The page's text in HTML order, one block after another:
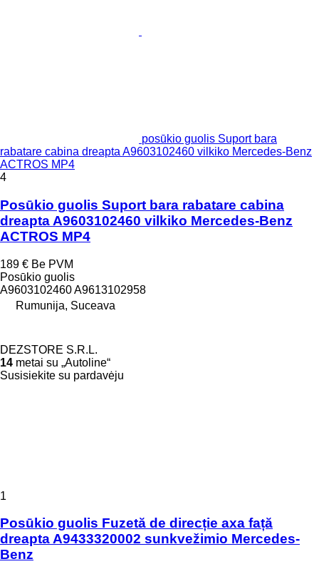
posūkio guolis Suport bara
rabatare cabina dreapta A9603102460 vilkiko Mercedes-Benz
ACTROS MP4
4
Posūkio guolis Suport bara rabatare cabina
dreapta A9603102460 vilkiko Mercedes-Benz
ACTROS MP4
189 € Be PVM
Posūkio guolis
A9603102460 A9613102958
Rumunija, Suceava
DEZSTORE S.R.L.
14 metai su „Autoline“
Susisiekite su pardavėju
1
Posūkio guolis Fuzetă de direcție axa față
dreapta A9433320002 sunkvežimio Mercedes-
Benz